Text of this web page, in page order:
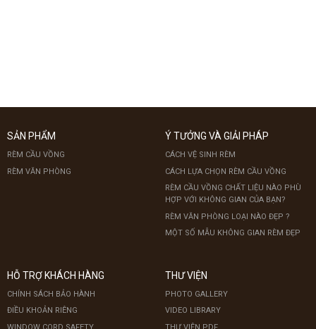
SẢN PHẨM
RÈM CẦU VỒNG
RÈM VĂN PHÒNG
Ý TƯỞNG VÀ GIẢI PHÁP
CÁCH VỆ SINH RÈM
CÁCH LỰA CHỌN RÈM CẦU VỒNG
RÈM CẦU VỒNG CHẤT LIỆU NÀO PHÙ
HỢP VỚI KHÔNG GIAN CỦA BẠN?
RÈM VĂN PHÒNG LOẠI NÀO ĐẸP ?
MỘT SỐ MẪU KHÔNG GIAN RÈM ĐẸP
HỖ TRỢ KHÁCH HÀNG
CHÍNH SÁCH BẢO HÀNH
ĐIỀU KHOẢN RIÊNG
THƯ VIỆN
PHOTO GALLERY
VIDEO LIBRARY